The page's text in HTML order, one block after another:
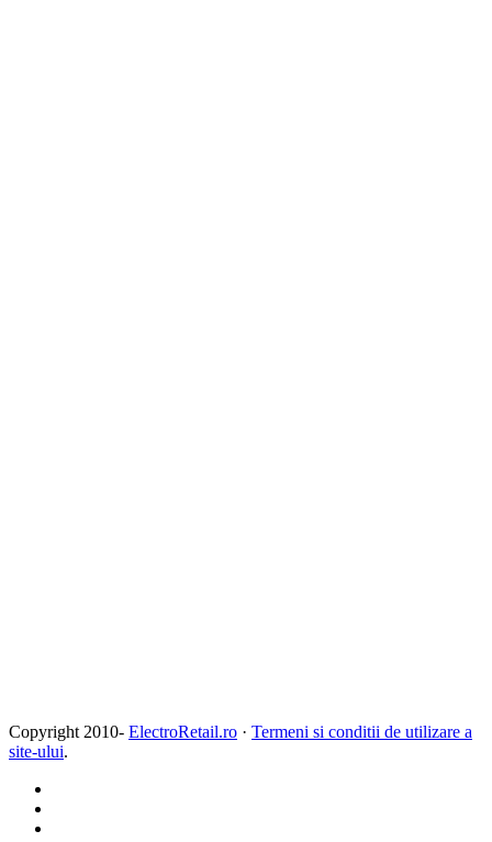
Copyright 2010- ElectroRetail.ro · Termeni si conditii de utilizare a
site-ului.